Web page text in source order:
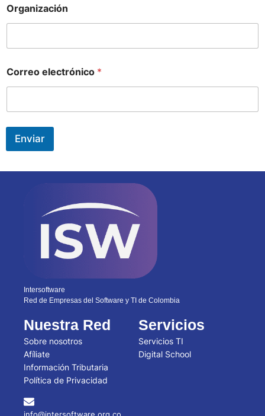
Organización
Correo electrónico *
Enviar
Intersoftware
Red de Empresas del Software y TI de Colombia
Nuestra Red
Sobre nosotros
Afíliate
Información Tributaria
Política de Privacidad
Servicios
Servicios TI
Digital School